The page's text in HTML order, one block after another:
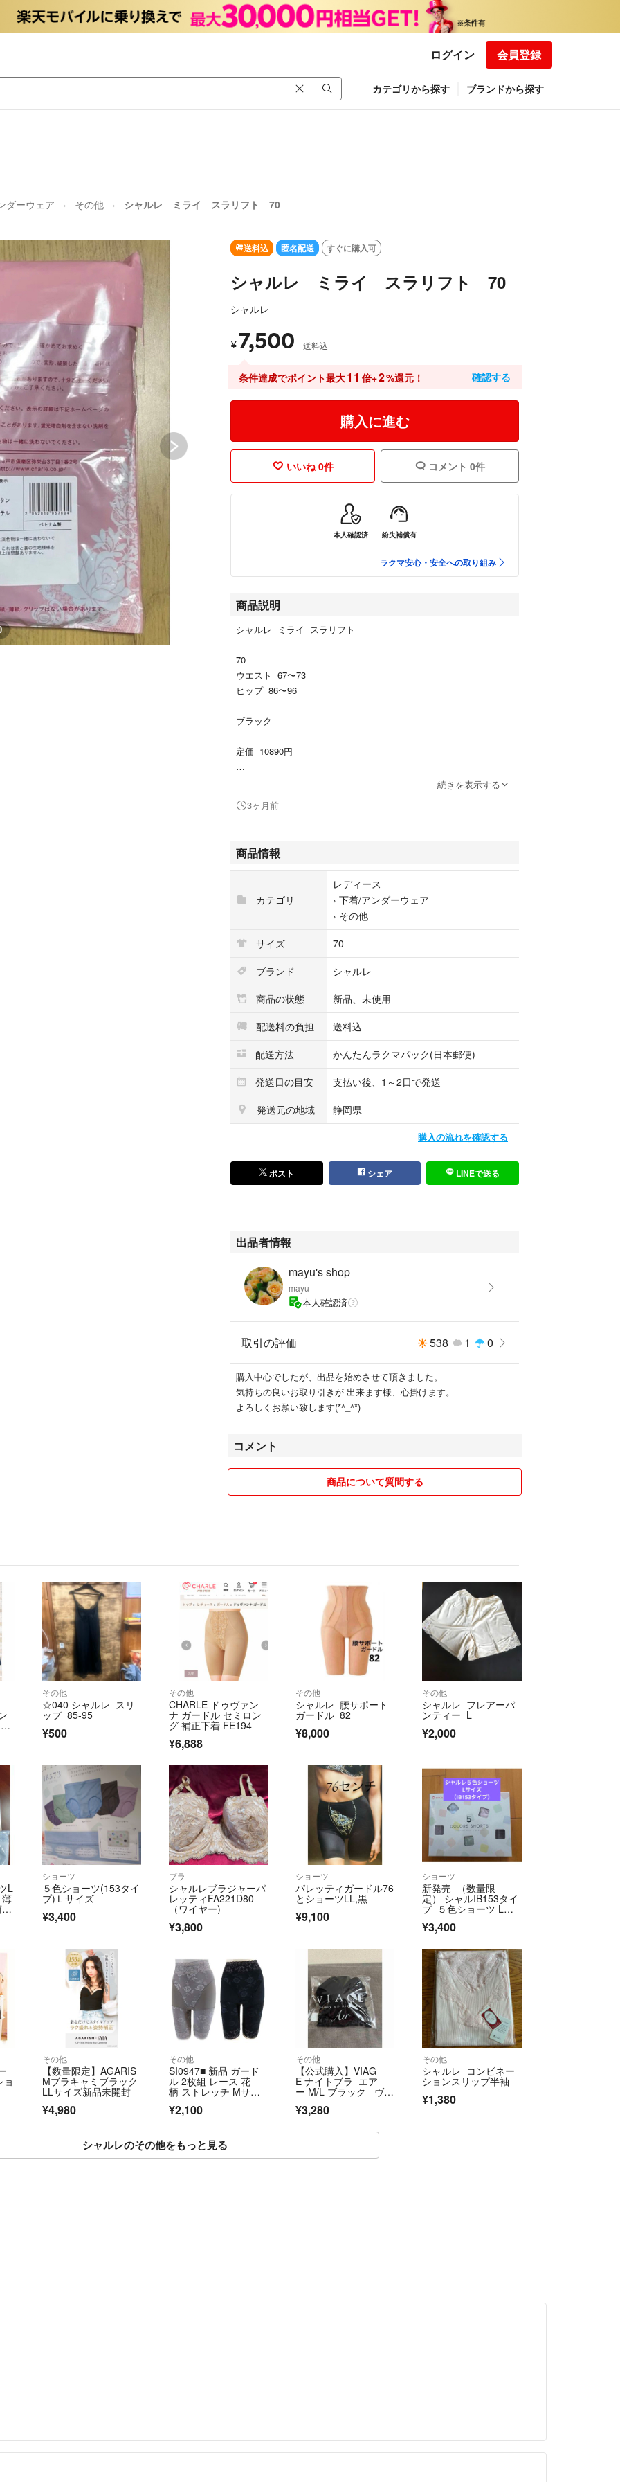
ログイン 会員登録
カテゴリから探す ブランドから探す
ダーウェア その他 シャルレ ミライ スラリフト 70
送料込 匿名配送 すぐに購入可
シャルレ ミライ スラリフト 70
シャルレ
¥7,500 送料込
条件達成でポイント最大11 倍+2%還元！ 確認する
購入に進む
いいね 0件 コメント 0件
本人確認済 紛失補償有
ラクマ安心・安全への取り組み
商品説明
シャルレ ミライ スラリフト
70
ウエスト 67〜73
ヒップ 86〜96
ブラック
定価 10890円
#シャルレ
#ミライ
続きを表示する
3ヶ月前
商品情報
カテゴリ
レディース
› 下着/アンダーウェア
› その他
サイズ
70
ブランド
シャルレ
商品の状態
新品、未使用
配送料の負担
送料込
配送方法
かんたんラクマパック(日本郵便)
発送日の目安
支払い後、1～2日で発送
発送元の地域
静岡県
購入の流れを確認する
ポスト シェア LINEで送る
出品者情報
mayu's shop
mayu
本人確認済
取引の評価 538 1 0
購入中心でしたが、出品を始めさせて頂きました。
気持ちの良いお取り引きが 出来ます様、心掛けます。
よろしくお願い致します(*^_^*)
コメント
商品について質問する
その他
☆040 シャルレ スリ
ップ 85-95
¥500
その他
CHARLE ドゥヴァン
ナ ガードル セミロン
グ 補正下着 FE194
¥6,888
その他
シャルレ 腰サポート
ガードル 82
¥8,000
その他
シャルレ フレアーパ
ンティー L
¥2,000
L
ショーツ
５色ショーツ(153タイ
プ)Ｌサイズ
¥3,400
ブラ
シャルレブラジャーパ
レッティFA221D80
（ワイヤー)
¥3,800
ショーツ
パレッティガードル76
とショーツLL,黒
¥9,100
ショーツ
新発売 （数量限
定） シャルIB153タイ
プ ５色ショーツ Lサ
イズ
¥3,400
その他
【数量限定】AGARIS
Mブラキャミブラック
LLサイズ新品未開封
¥4,980
その他
SI0947■ 新品 ガード
ル 2枚組 レース 花
柄 ストレッチ Mサイ
ズ ブラック グレー
¥2,100
その他
【公式購入】VIAG
E ナイトブラ エア
ー M/L ブラック ヴィ
アージュ
¥3,280
その他
シャルレ コンビネー
ションスリップ半袖
¥1,380
シャルレのその他をもっと見る